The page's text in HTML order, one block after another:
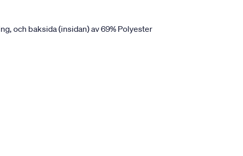
och baksida (insidan) av 69% Polyester